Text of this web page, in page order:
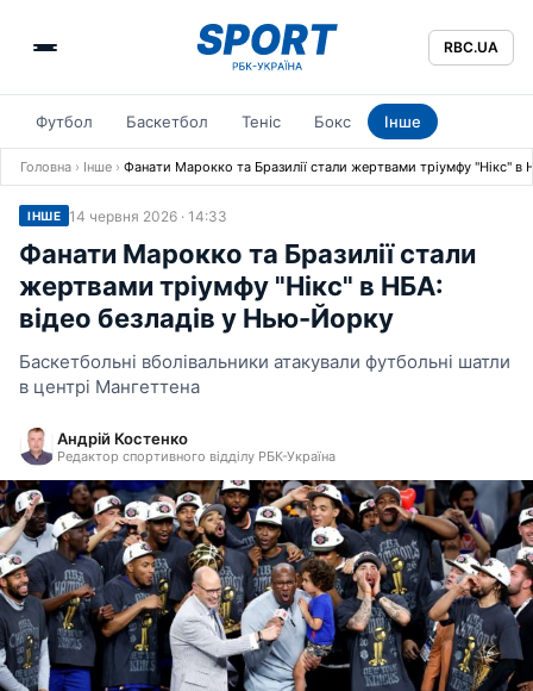
RBC.UA
Футбол Баскетбол Теніс Бокс Інше
Головна › Інше › Фанати Марокко та Бразилії стали жертвами тріумфу "Нікс" в
ІНШЕ 14 червня 2026 · 14:33
Фанати Марокко та Бразилії стали
жертвами тріумфу "Нікс" в НБА:
відео безладів у Нью-Йорку
Баскетбольні вболівальники атакували футбольні шатли
в центрі Мангеттена
Андрій Костенко
Редактор спортивного відділу РБК-Україна